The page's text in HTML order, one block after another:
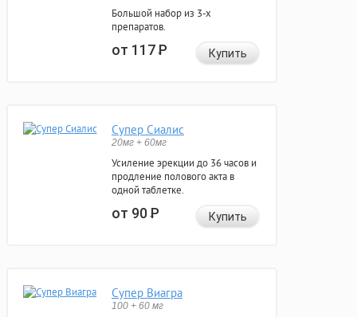
Большой набор из 3-х
препаратов.
от 117Р Купить
Супер Сиалис
20мг + 60мг
Усиление эрекции до 36 часов и
продление полового акта в
одной таблетке.
от 90Р Купить
Супер Виагра
100 + 60 мг